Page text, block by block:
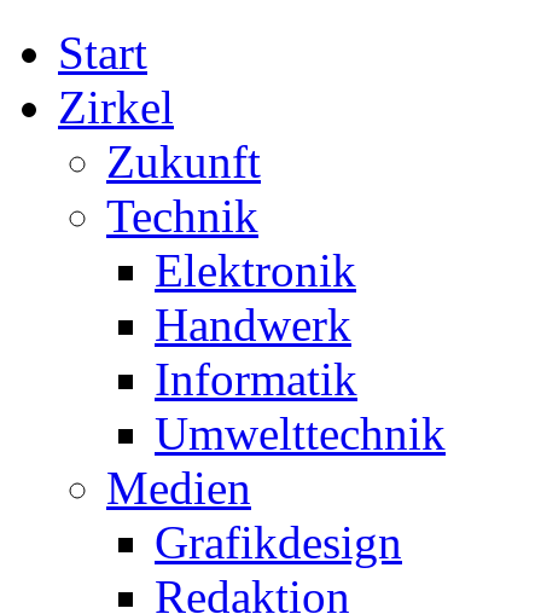
Start
Zirkel
Zukunft
Technik
Elektronik
Handwerk
Informatik
Umwelttechnik
Medien
Grafikdesign
Redaktion